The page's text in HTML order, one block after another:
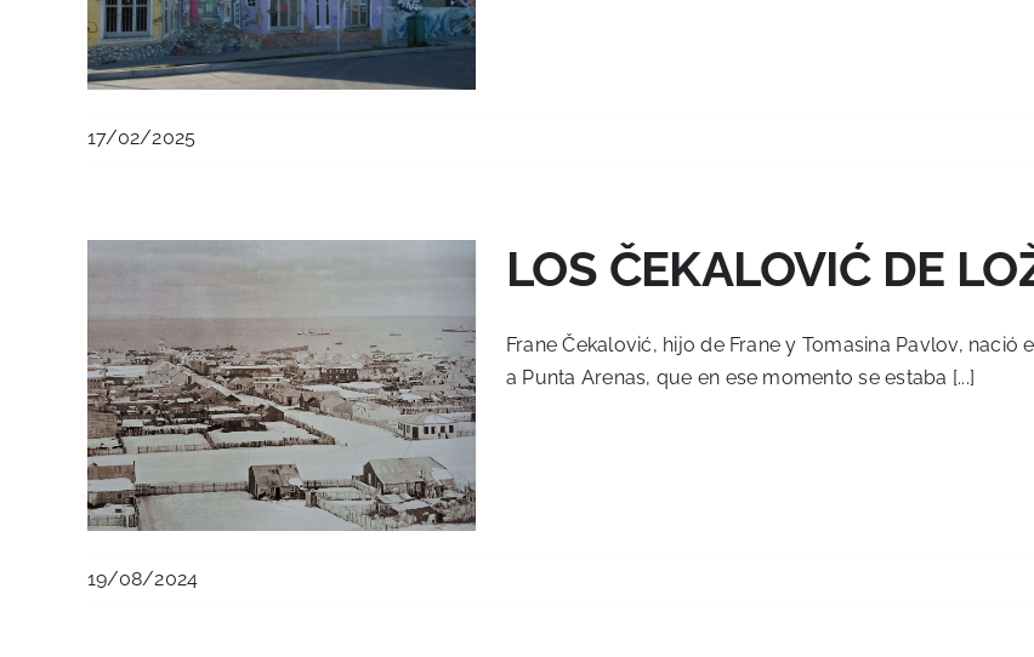
17/02/2025
LOS ČEKALOVIĆ DE
Frane Čekalović, hijo de Frane y Tomasina Pavlov, nació
a Punta Arenas, que en ese momento se estaba [...]
19/08/2024